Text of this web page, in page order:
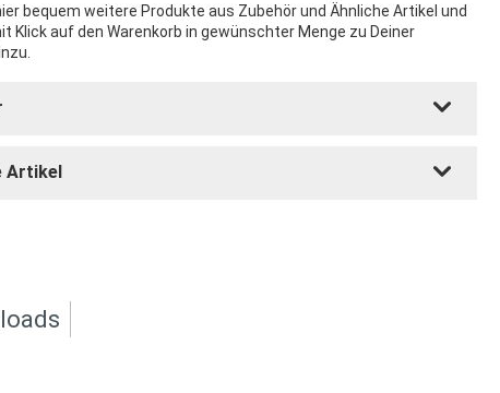
bequem weitere Produkte aus Zubehör und Ähnliche Artikel und
Klick auf den Warenkorb in gewünschter Menge zu Deiner
Artikel